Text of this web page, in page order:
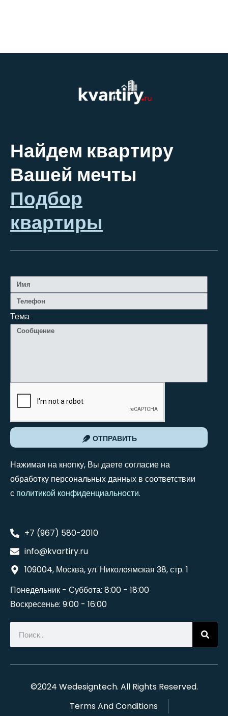
Найдем квартиру
Вашей мечты
Подбор
квартиры
Тема
ОТПРАВИТЬ
Нажимая на кнопку, Вы даете согласие на
обработку персональных данных в соответствии
с политикой конфиденциальности.
+7 (967) 580-2010
info@kvartiry.ru
109004, Москва, ул. Николоямская 38, стр. 1
Понедельник - Суббота: 8:00 - 18:00
Воскресенье: 9:00 - 16:00
©2024 Wedesigntech. All Rights Reserved.
Terms And Conditions